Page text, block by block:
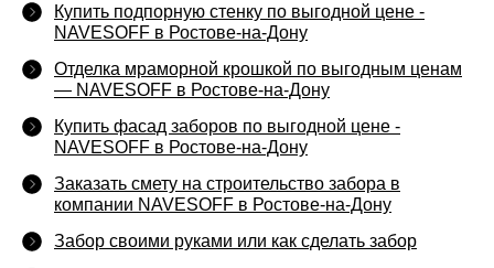
Купить подпорную стенку по выгодной цене -
NAVESOFF в Ростове-на-Дону
Отделка мраморной крошкой по выгодным ценам
— NAVESOFF в Ростове-на-Дону
Купить фасад заборов по выгодной цене -
NAVESOFF в Ростове-на-Дону
Заказать смету на строительство забора в
компании NAVESOFF в Ростове-на-Дону
Забор своими руками или как сделать забор